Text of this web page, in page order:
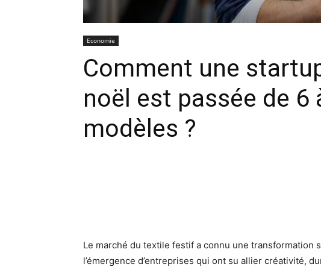
Economie
Comment une
noël est passée de 6
modèles ?
Le marché du textile festif a connu une transformation
l’émergence d’entreprises qui ont su allier créativité,